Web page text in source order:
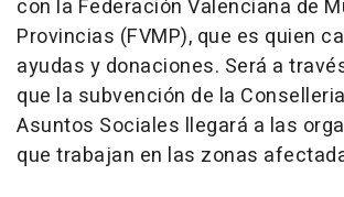
con la Federación Valenciana de
Provincias (FVMP), que es quien
ayudas y donaciones. Será a
que la subvención de la
Asuntos Sociales llegará a las
que trabajan en las zonas